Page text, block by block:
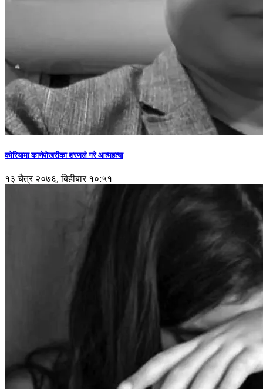
कोरियामा कानेपोखरीका शरणले गरे आत्महत्या
१३ चैत्र २०७६, बिहीबार १०:५१